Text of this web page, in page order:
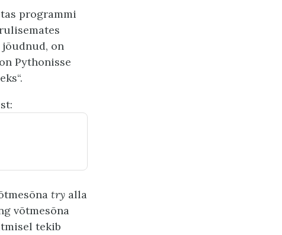
programmi
on
Pythonisse
try alla
võtmesõna
tekib